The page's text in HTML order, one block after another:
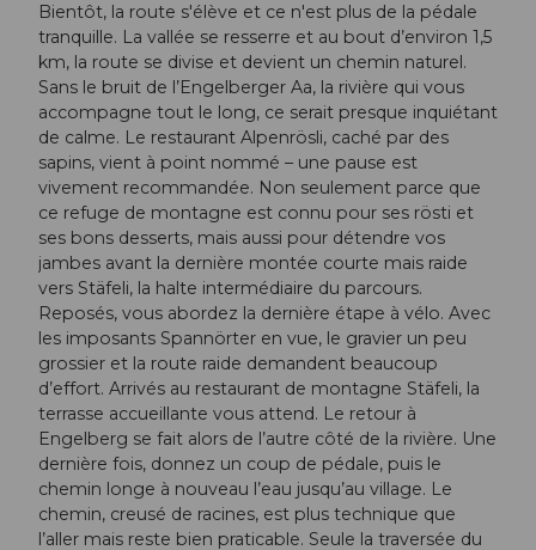
Bientôt, la route s'élève et ce n'est plus de la pédale
tranquille. La vallée se resserre et au bout d’environ 1,5
km, la route se divise et devient un chemin naturel.
Sans le bruit de l’Engelberger Aa, la rivière qui vous
accompagne tout le long, ce serait presque inquiétant
de calme. Le restaurant Alpenrösli, caché par des
sapins, vient à point nommé – une pause est
vivement recommandée. Non seulement parce que
ce refuge de montagne est connu pour ses rösti et
ses bons desserts, mais aussi pour détendre vos
jambes avant la dernière montée courte mais raide
vers Stäfeli, la halte intermédiaire du parcours.
Reposés, vous abordez la dernière étape à vélo. Avec
les imposants Spannörter en vue, le gravier un peu
grossier et la route raide demandent beaucoup
d’effort. Arrivés au restaurant de montagne Stäfeli, la
terrasse accueillante vous attend. Le retour à
Engelberg se fait alors de l’autre côté de la rivière. Une
dernière fois, donnez un coup de pédale, puis le
chemin longe à nouveau l’eau jusqu’au village. Le
chemin, creusé de racines, est plus technique que
l’aller mais reste bien praticable. Seule la traversée du